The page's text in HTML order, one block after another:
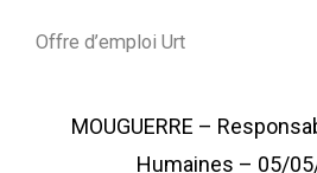
Offre d’emploi Urt
Post
navigation
MOUGUERRE –
Humaines – 05/